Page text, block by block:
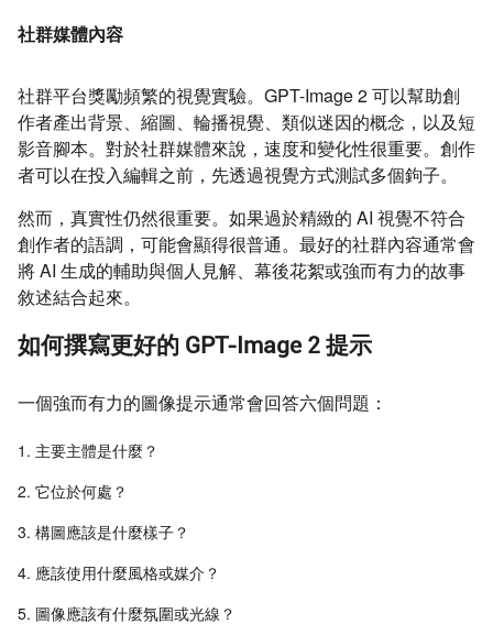
社群媒體內容
社群平台獎勵頻繁的視覺實驗。GPT-Image 2 可以幫助創
作者產出背景、縮圖、輪播視覺、類似迷因的概念，以及短
影音腳本。對於社群媒體來說，速度和變化性很重要。創作
者可以在投入編輯之前，先透過視覺方式測試多個鉤子。
然而，真實性仍然很重要。如果過於精緻的 AI 視覺不符合
創作者的語調，可能會顯得很普通。最好的社群內容通常會
將 AI 生成的輔助與個人見解、幕後花絮或強而有力的故事
敘述結合起來。
如何撰寫更好的 GPT-Image 2 提示
一個強而有力的圖像提示通常會回答六個問題：
主要主體是什麼？
它位於何處？
構圖應該是什麼樣子？
應該使用什麼風格或媒介？
圖像應該有什麼氛圍或光線？